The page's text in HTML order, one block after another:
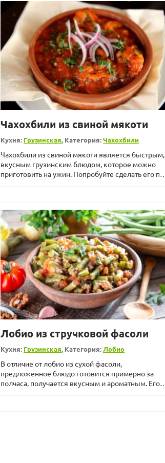
Чахохбили из свиной мякоти
Кухня: Грузинская, Категория:Чахохбили
Чахохбили из свиной мякоти является быстрым,
вкусным грузинским блюдом, которое можно
приготовить на ужин. Попробуйте сделать его по
Лобио из стручковой фасоли
Кухня: Грузинская, Категория:Лобио
В отличие от лобио из сухой фасоли,
предложенное блюдо готовится примерно за
полчаса, получается вкусным и ароматным. Его